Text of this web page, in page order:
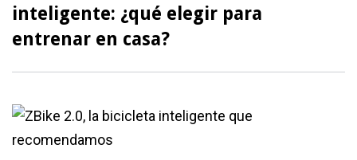
inteligente: ¿qué elegir para
entrenar en casa?